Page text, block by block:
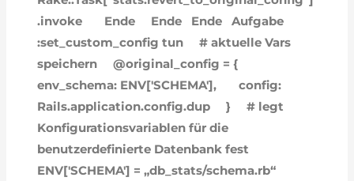
.invoke
Ende Ende Ende
Aufgabe
:set_custom_config tun
# aktuelle Vars
speichern
@original_config = {
env_schema: ENV['SCHEMA'],
config:
Rails.application.config.dup
}
# legt
Konfigurationsvariablen für die
benutzerdefinierte Datenbank fest
ENV['SCHEMA'] = „db_stats/schema.rb“